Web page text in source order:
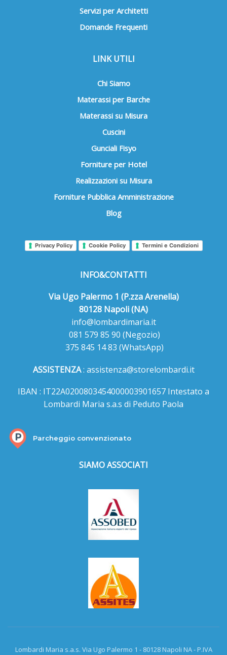
Servizi per Architetti
Domande Frequenti
LINK UTILI
Chi Siamo
Materassi per Barche
Materassi su Misura
Cuscini
Gunciali Fisyo
Forniture per Hotel
Realizzazioni su Misura
Forniture Pubblica Amministrazione
Blog
Privacy Policy Cookie Policy Termini e Condizioni
INFO&CONTATTI
Via Ugo Palermo 1 (P.zza Arenella)
80128 Napoli (NA)
info@lombardimaria.it
081 579 85 90 (Negozio)
375 845 14 83 (WhatsApp)
ASSISTENZA: assistenza@storelombardi.it
IBAN : IT22A0200803454000003901657 Intestato a
Lombardi Maria s.a.s di Peduto Paola
Parcheggio convenzionato
SIAMO ASSOCIATI
Lombardi Maria s.a.s. Via Ugo Palermo 1 - 80128 Napoli NA - P.IVA